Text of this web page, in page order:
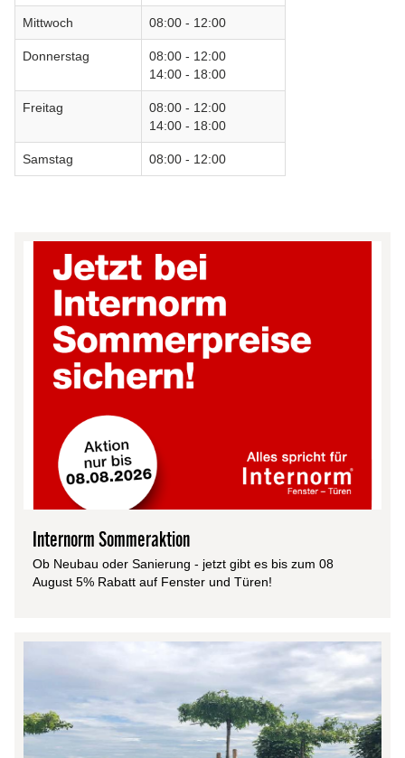
Mittwoch 08:00 - 12:00
Donnerstag
08:00 - 12:00
14:00 - 18:00
Freitag
08:00 - 12:00
14:00 - 18:00
Samstag 08:00 - 12:00
Internorm Sommeraktion
Ob Neubau oder Sanierung - jetzt gibt es bis zum 08
August 5% Rabatt auf Fenster und Türen!